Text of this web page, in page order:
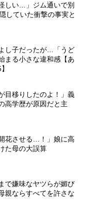
しい…」ジム通いで別
していた衝撃の事実と
し子だったが…「うど
まる小さな違和感【あ
目移りしたのよ！」義
高学歴が原因だと主
花させる…！」娘に高
た母の大誤算
で嫌味なヤツらが媚び
親ならすべてを許さな